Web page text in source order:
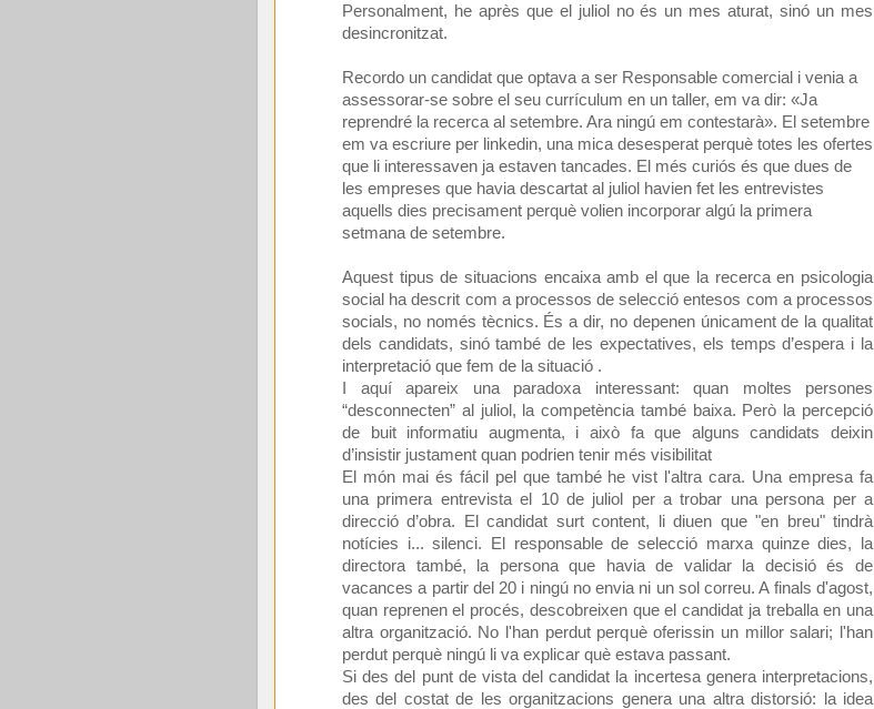
Personalment, he après que el juliol no és un mes aturat, sinó un mes
desincronitzat.
Recordo un candidat que optava a ser Responsable comercial i venia a
assessorar-se sobre el seu currículum en un taller, em va dir: «Ja
reprendré la recerca al setembre. Ara ningú em contestarà». El setembre
em va escriure per linkedin, una mica desesperat perquè totes les ofertes
que li interessaven ja estaven tancades. El més curiós és que dues de
les empreses que havia descartat al juliol havien fet les entrevistes
aquells dies precisament perquè volien incorporar algú la primera
setmana de setembre.
Aquest tipus de situacions encaixa amb el que la recerca en psicologia
social ha descrit com a processos de selecció entesos com a processos
socials, no només tècnics. És a dir, no depenen únicament de la qualitat
dels candidats, sinó també de les expectatives, els temps d’espera i la
interpretació que fem de la situació .
I aquí apareix una paradoxa interessant: quan moltes persones
“desconnecten” al juliol, la competència també baixa. Però la percepció
de buit informatiu augmenta, i això fa que alguns candidats deixin
d’insistir justament quan podrien tenir més visibilitat
El món mai és fácil pel que també he vist l'altra cara. Una empresa fa
una primera entrevista el 10 de juliol per a trobar una persona per a
direcció d’obra. El candidat surt content, li diuen que "en breu" tindrà
notícies i... silenci. El responsable de selecció marxa quinze dies, la
directora també, la persona que havia de validar la decisió és de
vacances a partir del 20 i ningú no envia ni un sol correu. A finals d'agost,
quan reprenen el procés, descobreixen que el candidat ja treballa en una
altra organització. No l'han perdut perquè oferissin un millor salari; l'han
perdut perquè ningú li va explicar què estava passant.
Si des del punt de vista del candidat la incertesa genera interpretacions,
des del costat de les organitzacions genera una altra distorsió: la idea